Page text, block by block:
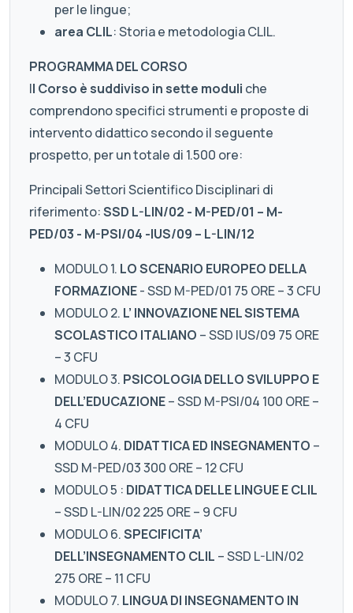
per le lingue;
area CLIL: Storia e metodologia CLIL.
PROGRAMMA DEL CORSO
Il Corso è suddiviso in sette moduli che
comprendono specifici strumenti e proposte di
intervento didattico secondo il seguente
prospetto, per un totale di 1.500 ore:
Principali Settori Scientifico Disciplinari di
riferimento:SSD L-LIN/02 - M-PED/01 – M-
PED/03 - M-PSI/04 -IUS/09 – L-LIN/12
MODULO 1. LO SCENARIO EUROPEO DELLA
FORMAZIONE- SSD M-PED/01 75 ORE – 3 CFU
MODULO 2. L’ INNOVAZIONE NEL SISTEMA
SCOLASTICO ITALIANO – SSD IUS/09 75 ORE
– 3 CFU
MODULO 3. PSICOLOGIA DELLO SVILUPPO E
DELL’EDUCAZIONE– SSD M-PSI/04 100 ORE –
4 CFU
MODULO 4. DIDATTICA ED INSEGNAMENTO –
SSD M-PED/03 300 ORE – 12 CFU
MODULO 5 : DIDATTICA DELLE LINGUE E CLIL
– SSD L-LIN/02 225 ORE – 9 CFU
MODULO 6.SPECIFICITA’
DELL’INSEGNAMENTO CLIL – SSD L-LIN/02
275 ORE – 11 CFU
MODULO 7. LINGUA DI INSEGNAMENTO IN